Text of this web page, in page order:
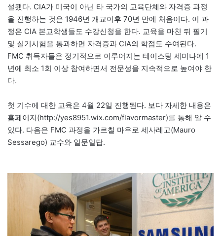
설됐다. CIA가 미국이 아닌 타 국가의 교육단체와 자격증 과정
을 진행하는 것은 1946년 개교이후 70년 만에 처음이다. 이 과
정은 CIA 본교학생들도 수강신청을 한다. 교육을 마친 뒤 필기
및 실기시험을 통과하면 자격증과 CIA의 학점도 수여된다.
FMC 취득자들은 정기적으로 이루어지는 테이스팅 세미나에 1
년에 최소 1회 이상 참여하면서 전문성을 지속적으로 높여야 한
다.
첫 기수에 대한 교육은 4월 22일 진행된다. 보다 자세한 내용은
홈페이지(http://yes8951.wix.com/flavormaster)를 통해 알 수
있다. 다음은 FMC 과정을 가르칠 마우로 세사레고(Mauro
Sessarego) 교수와 일문일답.